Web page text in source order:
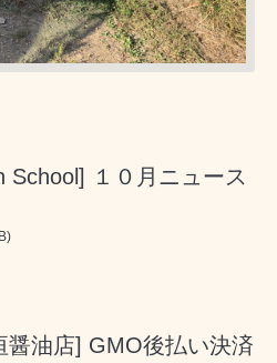
School] １０月ニュース
醤油店] GMO後払い決済